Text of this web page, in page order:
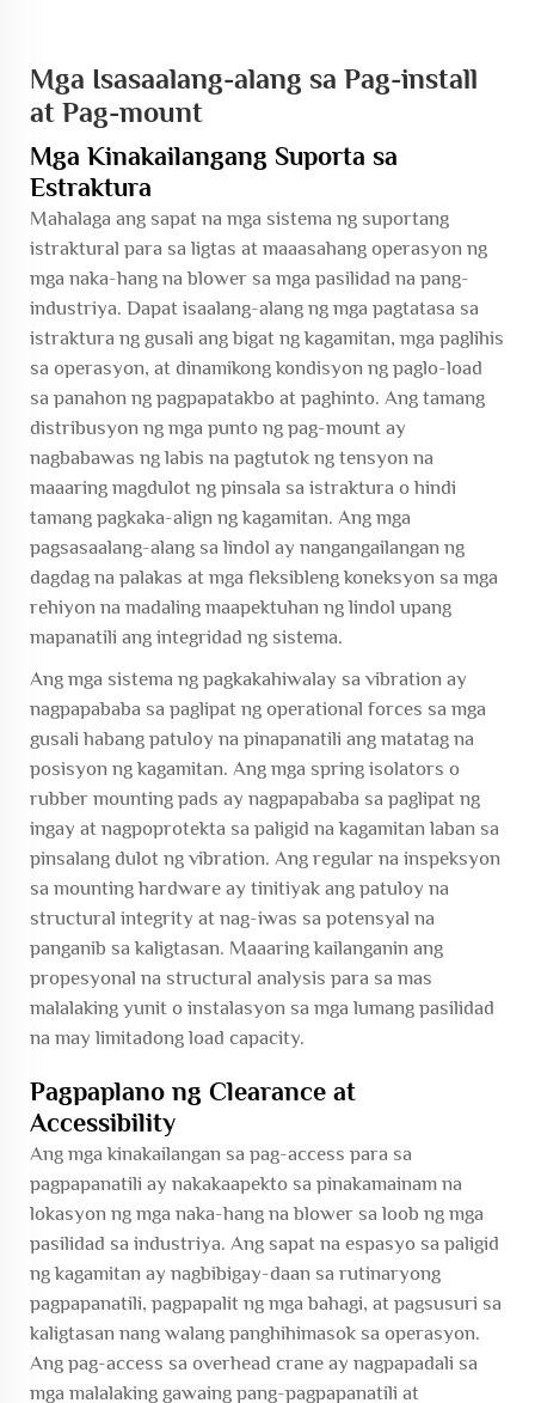
Mga Isasaalang-alang sa Pag-install
at Pag-mount
Mga Kinakailangang Suporta sa
Estraktura
Mahalaga ang sapat na mga sistema ng suportang
istraktural para sa ligtas at maaasahang operasyon ng
mga naka-hang na blower sa mga pasilidad na pang-
industriya. Dapat isaalang-alang ng mga pagtatasa sa
istraktura ng gusali ang bigat ng kagamitan, mga paglihis
sa operasyon, at dinamikong kondisyon ng paglo-load
sa panahon ng pagpapatakbo at paghinto. Ang tamang
distribusyon ng mga punto ng pag-mount ay
nagbabawas ng labis na pagtutok ng tensyon na
maaaring magdulot ng pinsala sa istraktura o hindi
tamang pagkaka-align ng kagamitan. Ang mga
pagsasaalang-alang sa lindol ay nangangailangan ng
dagdag na palakas at mga fleksibleng koneksyon sa mga
rehiyon na madaling maapektuhan ng lindol upang
mapanatili ang integridad ng sistema.
Ang mga sistema ng pagkakahiwalay sa vibration ay
nagpapababa sa paglipat ng operational forces sa mga
gusali habang patuloy na pinapanatili ang matatag na
posisyon ng kagamitan. Ang mga spring isolators o
rubber mounting pads ay nagpapababa sa paglipat ng
ingay at nagpoprotekta sa paligid na kagamitan laban sa
pinsalang dulot ng vibration. Ang regular na inspeksyon
sa mounting hardware ay tinitiyak ang patuloy na
structural integrity at nag-iwas sa potensyal na
panganib sa kaligtasan. Maaaring kailanganin ang
propesyonal na structural analysis para sa mas
malalaking yunit o instalasyon sa mga lumang pasilidad
na may limitadong load capacity.
Pagpaplano ng Clearance at
Accessibility
Ang mga kinakailangan sa pag-access para sa
pagpapanatili ay nakakaapekto sa pinakamainam na
lokasyon ng mga naka-hang na blower sa loob ng mga
pasilidad sa industriya. Ang sapat na espasyo sa paligid
ng kagamitan ay nagbibigay-daan sa rutinaryong
pagpapanatili, pagpapalit ng mga bahagi, at pagsusuri sa
kaligtasan nang walang panghihimasok sa operasyon.
Ang pag-access sa overhead crane ay nagpapadali sa
mga malalaking gawaing pang-pagpapanatili at